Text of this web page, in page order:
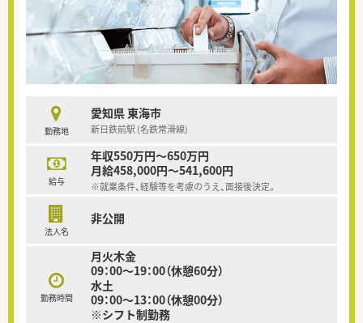
勤務地
愛知県 東海市
新日鉄前駅 (名鉄常滑線)
給与
年収550万円～650万円
月給458,000円～541,600円
※就業条件、経験等を考慮のうえ、面接後決定。
法人名
非公開
勤務時間
月火木金
09：00～19：00（休憩60分）
水土
09：00～13：00（休憩00分）
※シフト制勤務